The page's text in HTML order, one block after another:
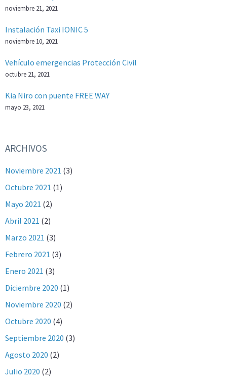
noviembre 21, 2021
Instalación Taxi IONIC 5
noviembre 10, 2021
Vehículo emergencias Protección Civil
octubre 21, 2021
Kia Niro con puente FREE WAY
mayo 23, 2021
ARCHIVOS
Noviembre 2021 (3)
Octubre 2021 (1)
Mayo 2021 (2)
Abril 2021 (2)
Marzo 2021 (3)
Febrero 2021 (3)
Enero 2021 (3)
Diciembre 2020 (1)
Noviembre 2020 (2)
Octubre 2020 (4)
Septiembre 2020 (3)
Agosto 2020 (2)
Julio 2020 (2)